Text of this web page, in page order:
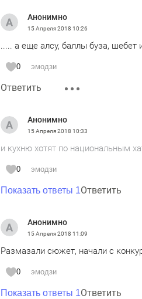
Анонимно
15 Апреля 2018 10:26
..... а еще алсу, баллы буза, шебет
0 эмодзи
Ответить
Анонимно
15 Апреля 2018 10:33
и кухню хотят по национальным
0 эмодзи
Показать ответы 1Ответить
Анонимно
15 Апреля 2018 11:09
Размазали сюжет, начали с
0 эмодзи
Показать ответы 1Ответить